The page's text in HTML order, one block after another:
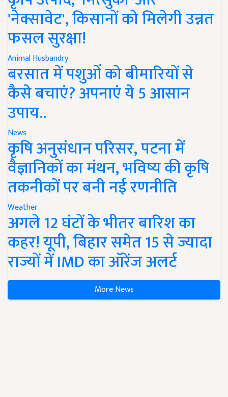
'नेक्सावेट', किसानों को मिलेगी उन्नत
फसल सुरक्षा!
Animal Husbandry
बरसात में पशुओं को बीमारियों से
कैसे बचाएं? अपनाएं ये 5 आसान
उपाय..
News
कृषि अनुसंधान परिसर, पटना में
वैज्ञानिकों का मंथन, भविष्य की कृषि
तकनीकों पर बनी नई रणनीति
Weather
अगले 12 घंटों के भीतर बारिश का
कहर! यूपी, बिहार समेत 15 से ज्यादा
राज्यों में IMD का ऑरेंज अलर्ट
More News